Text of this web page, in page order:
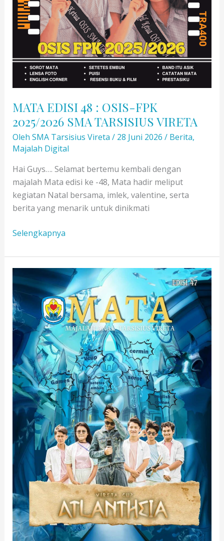
MATA EDISI 48 : OSIS-FPK
2025/2026 SMA TARSISIUS VIRETA
Oleh SMA Tarsisius Vireta / 28 Juni 2026 / Berita,
Majalah Digital
Hai Guys…. Selamat bertemu kembali dengan
majalah Mata edisi ke -48, Mata hadir meliput
kegiatan Natal bersama, imlek, valentine, serta
berita yang menarik untuk dinikmati
MATA
48
:
OSIS-
FPK
2025/2026
SMA
TARSISIUS
VIRETA
Selengkapnya